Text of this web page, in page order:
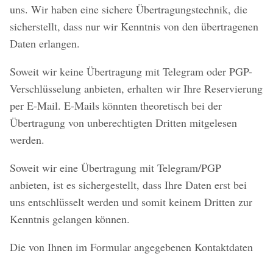
uns. Wir haben eine sichere Übertragungstechnik, die
sicherstellt, dass nur wir Kenntnis von den übertragenen
Daten erlangen.
Soweit wir keine Übertragung mit Telegram oder PGP-
Verschlüsselung anbieten, erhalten wir Ihre Reservierung
per E-Mail. E-Mails könnten theoretisch bei der
Übertragung von unberechtigten Dritten mitgelesen
werden.
Soweit wir eine Übertragung mit Telegram/PGP
anbieten, ist es sichergestellt, dass Ihre Daten erst bei
uns entschlüsselt werden und somit keinem Dritten zur
Kenntnis gelangen können.
Die von Ihnen im Formular angegebenen Kontaktdaten